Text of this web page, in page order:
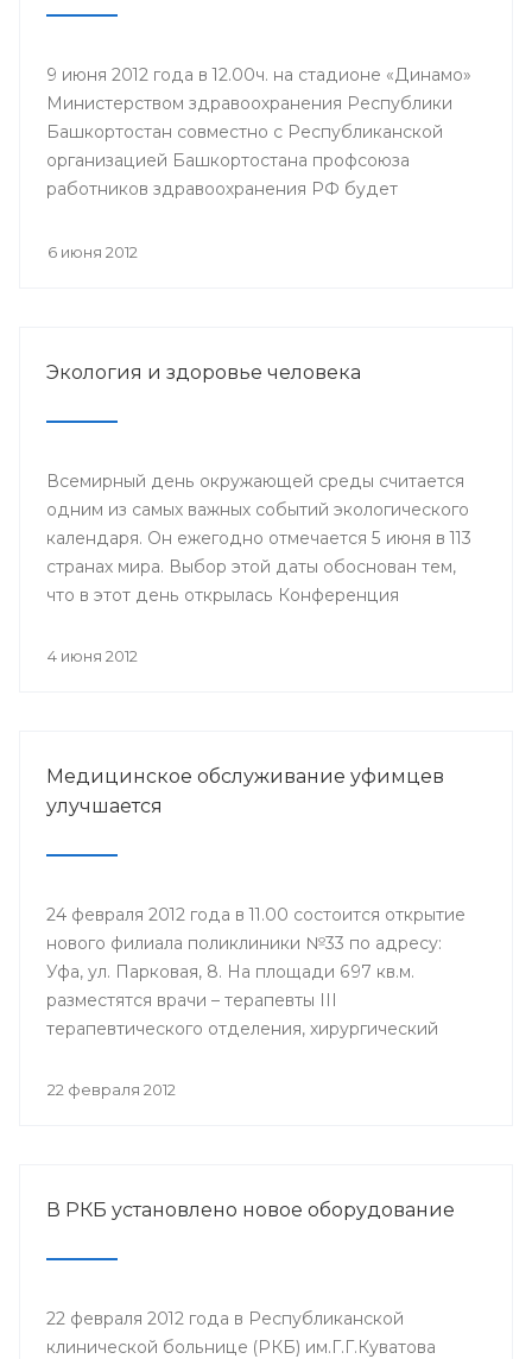
9 июня 2012 года в 12.00ч. на стадионе «Динамо»
Министерством здравоохранения Республики
Башкортостан совместно с Республиканской
организацией Башкортостана профсоюза
работников здравоохранения РФ будет
работников отрасли здравоохранения,
6 июня 2012
Экология и здоровье человека
Всемирный день окружающей среды считается
одним из самых важных событий экологического
календаря. Он ежегодно отмечается 5 июня в 113
странах мира. Выбор этой даты обоснован тем,
что в этот день открылась Конференция
проблемам окружающей человека среды
(ЮНЕП).
4 июня 2012
Медицинское обслуживание уфимцев
улучшается
24 февраля 2012 года в 11.00 состоится открытие
нового филиала поликлиники №33 по адресу:
Уфа, ул. Парковая, 8. На площади 697 кв.м.
разместятся врачи – терапевты III
терапевтического отделения, хирургический
невролога, физиотерапевтическое отделение,
Городскую клиническую больницу №6.
22 февраля 2012
В РКБ установлено новое оборудование
22 февраля 2012 года в Республиканской
клинической больнице (РКБ) им.Г.Г.Куватова